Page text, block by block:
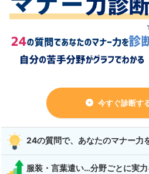
今すぐ診断す
24の質問で、あなたのマナー力
服装・言葉遣い…分野ごとに実